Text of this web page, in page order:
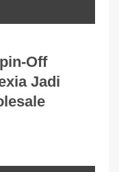
Off
Jadi